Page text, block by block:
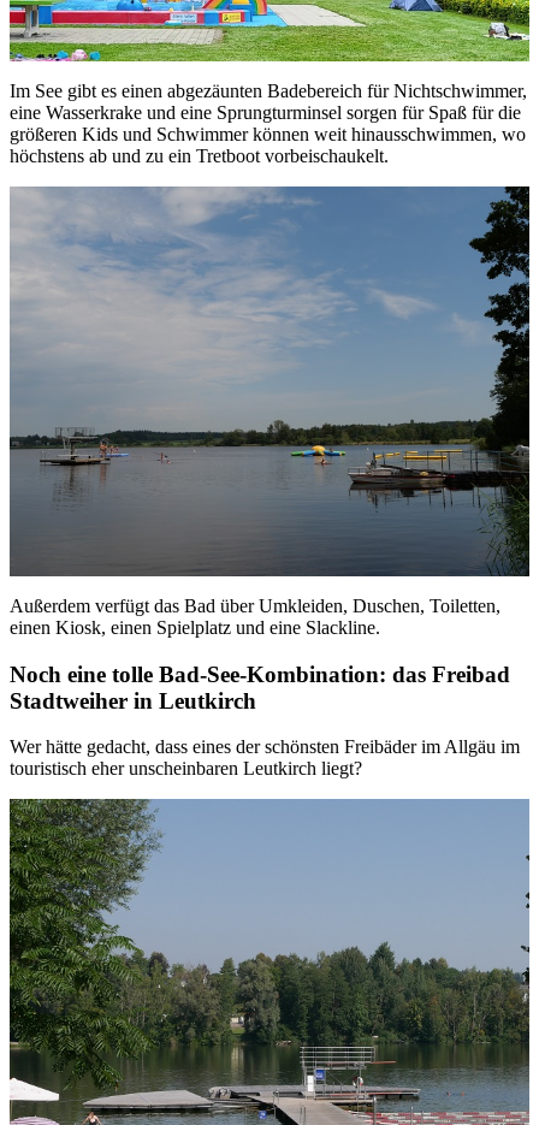
Im See gibt es einen abgezäunten Badebereich für Nichtschwimmer,
eine Wasserkrake und eine Sprungturminsel sorgen für Spaß für die
größeren Kids und Schwimmer können weit hinausschwimmen, wo
höchstens ab und zu ein Tretboot vorbeischaukelt.
Außerdem verfügt das Bad über Umkleiden, Duschen, Toiletten,
einen Kiosk, einen Spielplatz und eine Slackline.
Noch eine tolle Bad-See-Kombination: das Freibad
Stadtweiher in Leutkirch
Wer hätte gedacht, dass eines der schönsten Freibäder im Allgäu im
touristisch eher unscheinbaren Leutkirch liegt?